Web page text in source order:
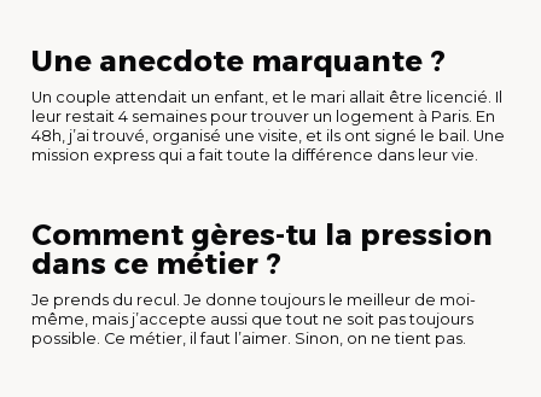
Une anecdote marquante ?
Un couple attendait un enfant, et le mari allait être licencié. Il
leur restait 4 semaines pour trouver un logement à Paris. En
48h, j’ai trouvé, organisé une visite, et ils ont signé le bail. Une
mission express qui a fait toute la différence dans leur vie.
Comment gères-tu la pression
dans ce métier ?
Je prends du recul. Je donne toujours le meilleur de moi-
même, mais j’accepte aussi que tout ne soit pas toujours
possible. Ce métier, il faut l’aimer. Sinon, on ne tient pas.